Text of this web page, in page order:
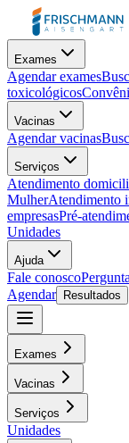
Exames
Agendar exames
toxicológicos
Vacinas
Agendar vacinas
Serviços
Atendimento
MulherAtendimento
empresasPré-
Unidades
Ajuda
Fale conosco
Agendar
Resultados
Exames
Vacinas
Serviços
Unidades